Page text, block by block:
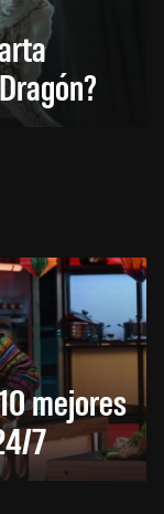
mejores
7